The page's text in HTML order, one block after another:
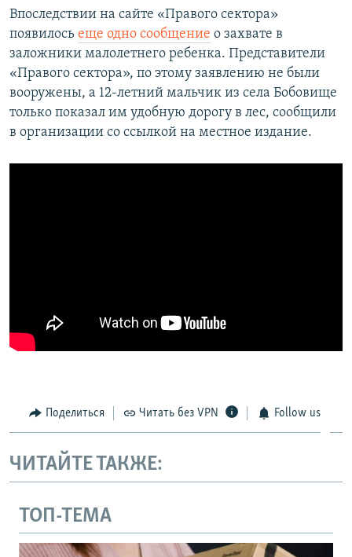
Впоследствии на сайте «Правого сектора»
появилось еще одно сообщение о захвате в
заложники малолетнего ребенка. Представители
«Правого сектора», по этому заявлению не были
вооружены, а 12-летний мальчик из села Бобовище
только показал им удобную дорогу в лес, сообщили
в организации со ссылкой на местное издание.
Поделиться Читать без VPN Follow us
ЧИТАЙТЕ ТАКЖЕ:
ТОП-ТЕМА